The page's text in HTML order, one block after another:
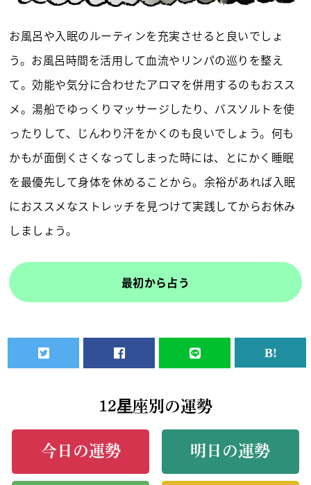
お風呂や入眠のルーティンを充実させると良いでしょ
う。お風呂時間を活用して血流やリンパの巡りを整え
て。効能や気分に合わせたアロマを併用するのもおスス
メ。湯船でゆっくりマッサージしたり、バスソルトを使
ったりして、じんわり汗をかくのも良いでしょう。何も
かもが面倒くさくなってしまった時には、とにかく睡眠
を最優先して身体を休めることから。余裕があれば入眠
におススメなストレッチを見つけて実践してからお休み
しましょう。
最初から占う
12星座別の運勢
今日の運勢 明日の運勢